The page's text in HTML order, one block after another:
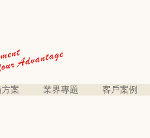
案 業界專題 客戶案例